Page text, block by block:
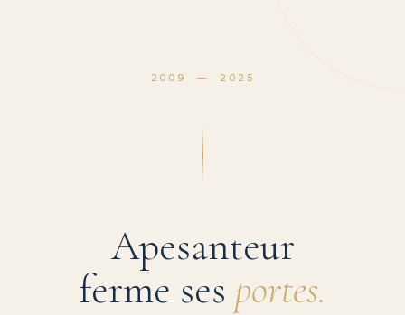
2009 — 2025
Apesanteur
ferme ses portes.